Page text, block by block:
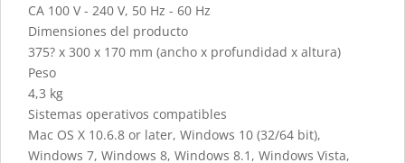
CA 100 V - 240 V, 50 Hz - 60 Hz
Dimensiones del producto
375? x 300 x 170 mm (ancho x profundidad x altura)
Peso
4,3 kg
Sistemas operativos compatibles
Mac OS X 10.6.8 or later, Windows 10 (32/64 bit),
Windows 7, Windows 8, Windows 8.1, Windows Vista,